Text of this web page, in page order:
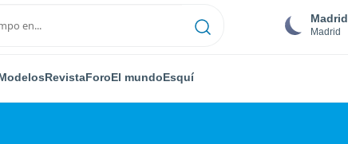
Madrid
Madrid
RevistaForoEl mundoEsquí